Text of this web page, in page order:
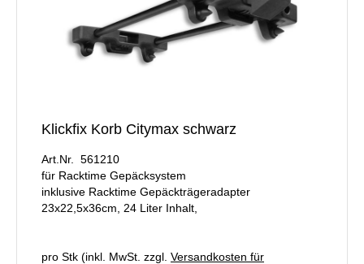
Klickfix Korb Citymax schwarz
Art.Nr. 561210
für Racktime Gepäcksystem
inklusive Racktime Gepäckträgeradapter
23x22,5x36cm, 24 Liter Inhalt,
pro Stk (inkl. MwSt. zzgl. Versandkosten für